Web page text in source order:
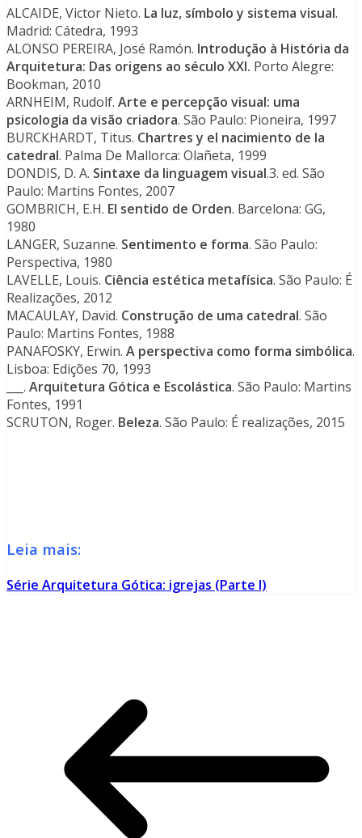
ALCAIDE, Victor Nieto. La luz, símbolo y sistema visual.
Madrid: Cátedra, 1993
ALONSO PEREIRA, José Ramón. Introdução à História da
Arquitetura: Das origens ao século XXI. Porto Alegre:
Bookman, 2010
ARNHEIM, Rudolf. Arte e percepção visual: uma
psicologia da visão criadora. São Paulo: Pioneira, 1997
BURCKHARDT, Titus. Chartres y el nacimiento de la
catedral. Palma De Mallorca: Olañeta, 1999
DONDIS, D. A. Sintaxe da linguagem visual.3. ed. São
Paulo: Martins Fontes, 2007
GOMBRICH, E.H. El sentido de Orden. Barcelona: GG,
1980
LANGER, Suzanne. Sentimento e forma. São Paulo:
Perspectiva, 1980
LAVELLE, Louis. Ciência estética metafísica. São Paulo: É
Realizações, 2012
MACAULAY, David. Construção de uma catedral. São
Paulo: Martins Fontes, 1988
PANAFOSKY, Erwin. A perspectiva como forma simbólica.
Lisboa: Edições 70, 1993
___. Arquitetura Gótica e Escolástica. São Paulo: Martins
Fontes, 1991
SCRUTON, Roger. Beleza. São Paulo: É realizações, 2015
Leia mais:
Série Arquitetura Gótica: igrejas (Parte I)